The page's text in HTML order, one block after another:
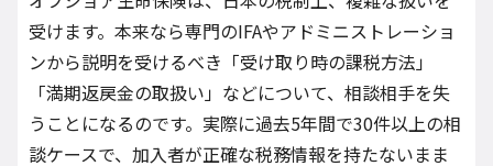
受けます。本来なら専門のIFAやアドミニストレーショ
ンから説明を受けるべき「受け取り時の課税方法」
「満期返戻金の取扱い」などについて、相談相手を失
うことになるのです。実際に過去5年間で30件以上の相
談ケースで、加入者が正確な税務情報を持たないまま